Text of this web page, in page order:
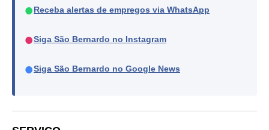
● Receba alertas de empregos via WhatsApp
●Siga São Bernardo no Instagram
●Siga São Bernardo no Google News